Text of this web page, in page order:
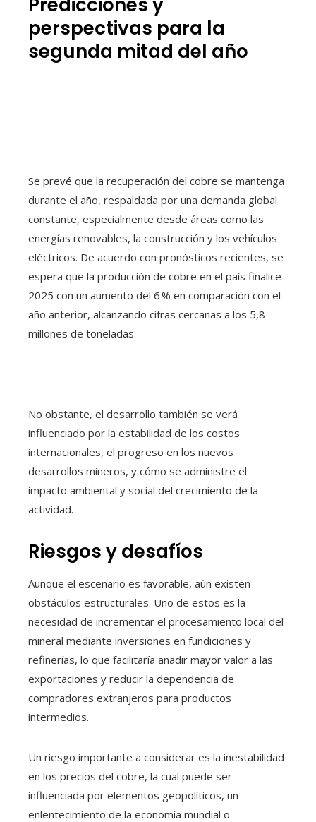
perspectivas para la
segunda mitad del año
Se prevé que la recuperación del cobre se mantenga
durante el año, respaldada por una demanda global
constante, especialmente desde áreas como las
energías renovables, la construcción y los vehículos
eléctricos. De acuerdo con pronósticos recientes, se
espera que la producción de cobre en el país finalice
2025 con un aumento del 6 % en comparación con el
año anterior, alcanzando cifras cercanas a los 5,8
millones de toneladas.
No obstante, el desarrollo también se verá
influenciado por la estabilidad de los costos
internacionales, el progreso en los nuevos
desarrollos mineros, y cómo se administre el
impacto ambiental y social del crecimiento de la
actividad.
Riesgos y desafíos
Aunque el escenario es favorable, aún existen
obstáculos estructurales. Uno de estos es la
necesidad de incrementar el procesamiento local del
mineral mediante inversiones en fundiciones y
refinerías, lo que facilitaría añadir mayor valor a las
exportaciones y reducir la dependencia de
compradores extranjeros para productos
intermedios.
Un riesgo importante a considerar es la inestabilidad
en los precios del cobre, la cual puede ser
influenciada por elementos geopolíticos, un
enlentecimiento de la economía mundial o